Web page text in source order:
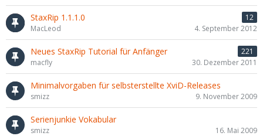
StaxRip 1.1.1.0
12
MacLeod
4. September 2012
Neues StaxRip Tutorial für Anfänger
221
macfly
30. Dezember 2011
Minimalvorgaben für selbsterstellte XviD-Releases
smizz 9. November 2009
Serienjunkie Vokabular
smizz 16. Mai 2009